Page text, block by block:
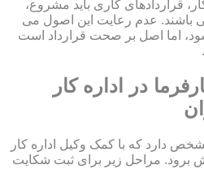
9 و 10 قانون کار، قراردادهای کاری باید مشروع،
باشند. عدم رعایت این اصول می
شود، اما اصل بر صحت قرارداد است
در اداره کار
دارد که با کمک وکیل اداره کار
برود. مراحل زیر برای ثبت شکایت